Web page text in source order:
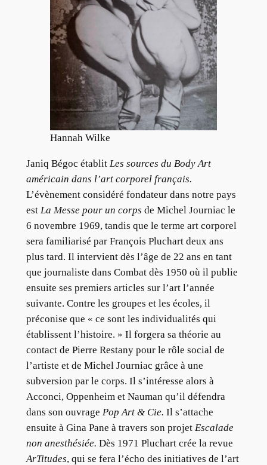
Hannah Wilke
Janiq Bégoc établit Les sources du Body Art
américain dans l’art corporel français.
L’évènement considéré fondateur dans notre pays
est La Messe pour un corps de Michel Journiac le
6 novembre 1969, tandis que le terme art corporel
sera familiarisé par François Pluchart deux ans
plus tard. Il intervient dès l’âge de 22 ans en tant
que journaliste dans Combat dès 1950 où il publie
ensuite ses premiers articles sur l’art l’année
suivante. Contre les groupes et les écoles, il
préconise que « ce sont les individualités qui
établissent l’histoire. » Il forgera sa théorie au
contact de Pierre Restany pour le rôle social de
l’artiste et de Michel Journiac grâce à une
subversion par le corps. Il s’intéresse alors à
Acconci, Oppenheim et Nauman qu’il défendra
dans son ouvrage Pop Art & Cie. Il s’attache
ensuite à Gina Pane à travers son projet Escalade
non anesthésiée. Dès 1971 Pluchart crée la revue
ArTitudes, qui se fera l’écho des initiatives de l’art